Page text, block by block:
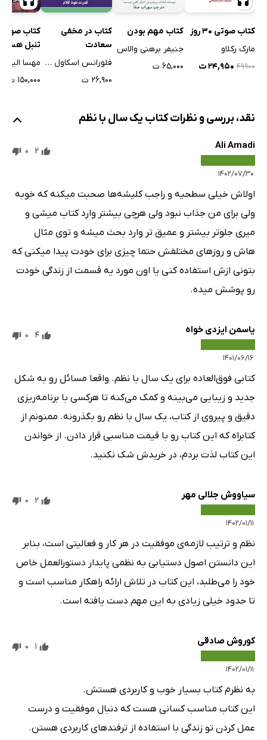
کتاب صوتی 30 روز
مارک رکلاو
۴۹۹۰۰ ۲۴,۹۵۰ ت
کتاب مهم بودن
جنیفر برهنی والاس
۶۵,۰۰۰ ت
کتاب در مخفی
سعادت
فلورانس اسکاول شین
۲۶,۹۰۰ ت
کتاب
تنبل
مهسا
۱۵۰,۰۰۰ ت
نقد، بررسی و نظرات کتاب یک سال با نظم
Ali Amadi
۱۴۰۲/۰۷/۳۰
2
0
اولاش خیلی سطحیه و راجب کلیشه‌ها صحبت میکنه که خوبه
ولی برای من جذاب نبود ولی هرچی بیشتر وارد کتاب میشی و
میری جلوتر بیشتر و عمیق تر وارد بحث میشه و توی مثال
هاش و روز‌های مختلفش حتما چیزی برای خودت پیدا میکنی که
بتونی ازش استفاده کنی یا اون مورد یه قسمت از زندگی خودت
رو پوشش میده.
یاسمن ایزدی خواه
۱۴۰۱/۰۶/۱۶
4
0
کتابی فوق‌العاده برای یک سال با نظم. واقعا مسائل رو به شکل
جدید و زیبایی می‌بینه و کمک می‌کنه تا هرکسی با برنامه‌ریزی
دقیق و پیروی از کتاب، یک‌ سال با نظم رو بگذرونه. ممنونم از
کتابراه که این کتاب رو با قیمت مناسبی قرار دادن. از خواندن
این کتاب لذت بردم، در خریدش شک نکنید.
سیاووش جلالی مهر
۱۴۰۲/۰۱/۱۱
2
0
نظم و ترتیب لازمه‌ی موفقیت در هر کار و فعالیتی است، بنابر
این دانستن اصول دستیابی به نظمی پایدار دستورالعمل خاص
خود را می‌طلبد، این کتاب در تلاش ارائه راهکار مناسب است و
تا حدود خیلی زیادی به این مهم دست یافته است.
کوروش صادقى
۱۴۰۲/۰۱/۱۱
1
0
به نظرم کتاب بسیار خوب و کاربردی هستش.
این کتاب مناسب کسانی هست که دنبال موفقیت و درست
عمل کردن تو زندگی با استفاده از ترفندهای کاربردی هستن.